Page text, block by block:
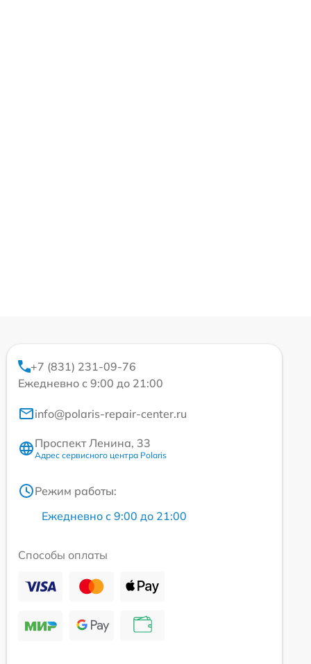
+7 (831) 231-09-76
Ежедневно с 9:00 до 21:00
info@polaris-repair-center.ru
Проспект Ленина, 33
Адрес сервисного центра Polaris
Режим работы:
Ежедневно с 9:00 до 21:00
Способы оплаты